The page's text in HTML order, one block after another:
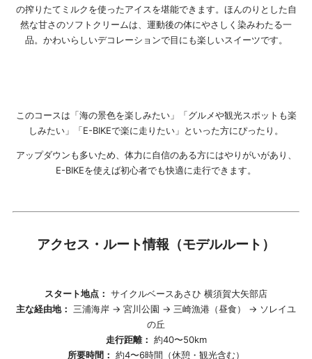
の搾りたてミルクを使ったアイスを堪能できます。ほんのりとした自
然な甘さのソフトクリームは、運動後の体にやさしく染みわたる一
品。かわいらしいデコレーションで目にも楽しいスイーツです。
このコースは「海の景色を楽しみたい」「グルメや観光スポットも楽
しみたい」「E-BIKEで楽に走りたい」といった方にぴったり。
アップダウンも多いため、体力に自信のある方にはやりがいがあり、
E-BIKEを使えば初心者でも快適に走行できます。
アクセス・ルート情報（モデルルート）
スタート地点： サイクルベースあさひ 横須賀大矢部店
主な経由地：
三浦海岸 → 宮川公園 → 三崎漁港（昼食） → ソレイユ
の丘
走行距離： 約40〜50km
所要時間： 約4〜6時間（休憩・観光含む）